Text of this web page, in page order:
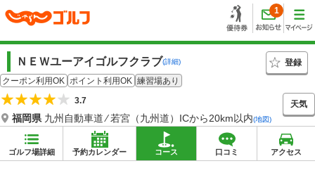
1
ＮＥＷユーアイゴルフクラブ(詳細)
登録
クーポン利用OK ポイント利用OK 練習場あり
3.7
福岡県 九州自動車道 ⁄ 若宮（九州道）ICから20km以内(地図)
天気
ゴルフ場詳細 予約カレンダー コース 口コミ アクセス